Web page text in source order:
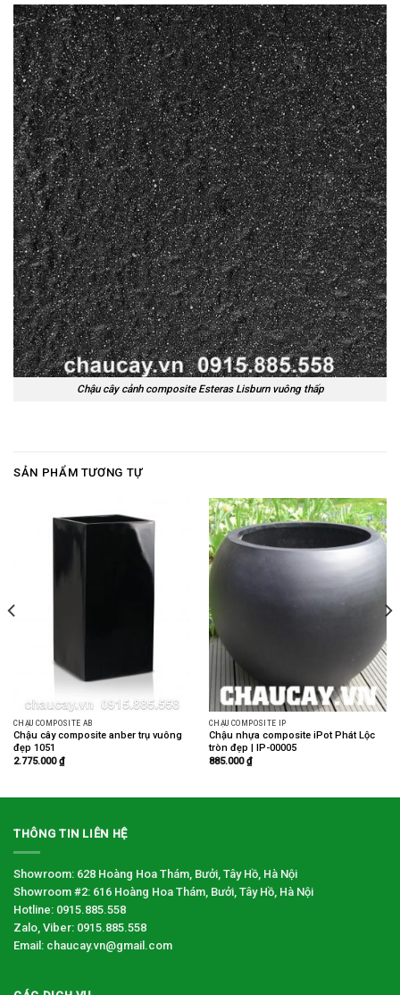
Chậu cây cảnh composite Esteras Lisburn vuông thấp
SẢN PHẨM TƯƠNG TỰ
CHẬU COMPOSITE AB
Chậu cây composite anber trụ vuông
đẹp 1051
2.775.000₫
CHẬU COMPOSITE IP
Chậu nhựa composite iPot Phát Lộc
tròn đẹp | IP-00005
885.000₫
THÔNG TIN LIÊN HỆ
Showroom: 628 Hoàng Hoa Thám, Bưởi, Tây Hồ, Hà Nội
Showroom #2: 616 Hoàng Hoa Thám, Bưởi, Tây Hồ, Hà Nội
Hotline: 0915.885.558
Zalo, Viber: 0915.885.558
Email: chaucay.vn@gmail.com